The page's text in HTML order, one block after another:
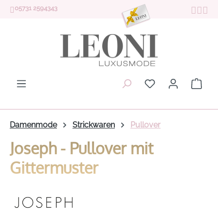
Zum Hauptinhalt springen
05731 2594343
Du hast 0
Damenmode Strickwaren Pullover
Joseph - Pullover mit
Gittermuster